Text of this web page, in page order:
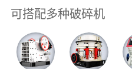
可搭配多种破碎机